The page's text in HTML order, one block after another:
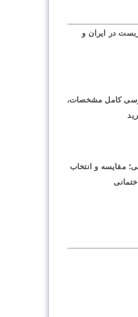
داربست در ایران و
کامل مشخصات،
مقایسه و انتخاب